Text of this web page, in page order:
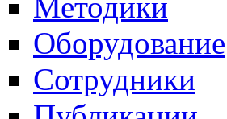
Оборудование
Сотрудники